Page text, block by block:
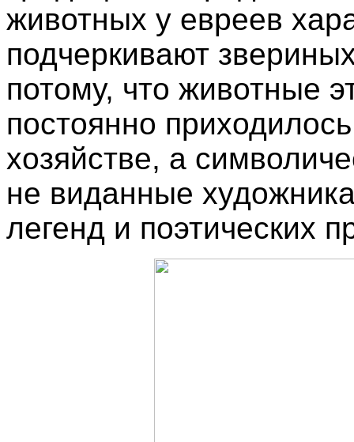
животных у евреев
подчеркивают
потому, что животные
постоянно
хозяйстве, а
не виданные
легенд и поэтических